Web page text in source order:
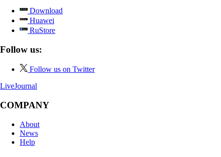
Download
Huawei
RuStore
Follow us:
Follow us on Twitter
LiveJournal
COMPANY
About
News
Help